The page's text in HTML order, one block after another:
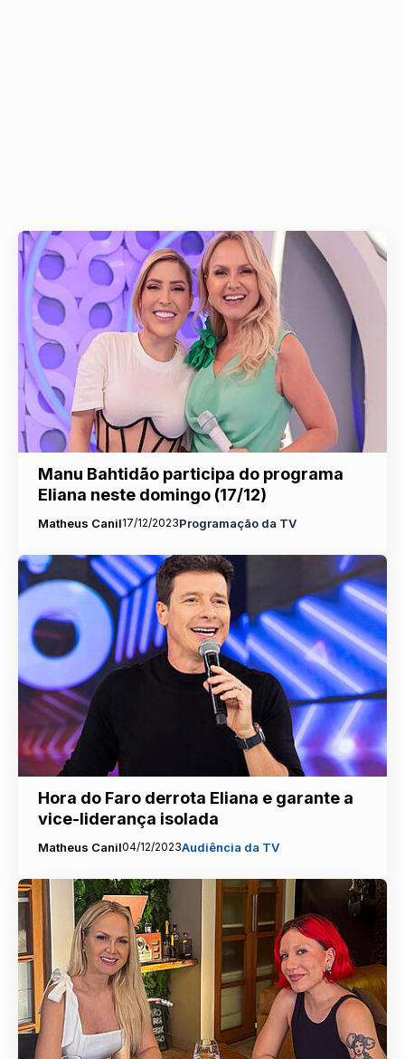
Manu Bahtidão participa do programa
Eliana neste domingo (17/12)
Matheus Canil17/12/2023Programação da TV
Hora do Faro derrota Eliana e garante a
vice-liderança isolada
Matheus Canil04/12/2023Audiência da TV